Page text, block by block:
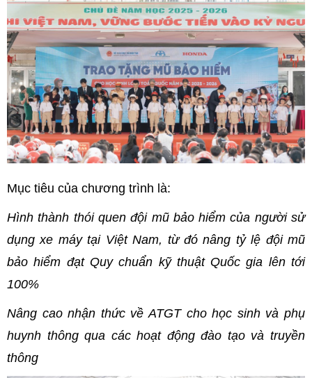
Mục tiêu của chương trình là:
Hình thành thói quen đội mũ bảo hiểm của người sử
dụng xe máy tại Việt Nam, từ đó nâng tỷ lệ đội mũ
bảo hiểm đạt Quy chuẩn kỹ thuật Quốc gia lên tới
100%
Nâng cao nhận thức về ATGT cho học sinh và phụ
huynh thông qua các hoạt động đào tạo và truyền
thông